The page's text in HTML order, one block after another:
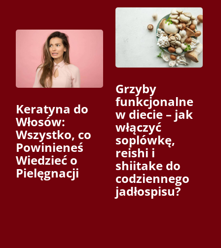
Keratyna do
Włosów:
Wszystko, co
Powinieneś
Wiedzieć o
Pielęgnacji
Grzyby
funkcjonalne
w diecie – jak
włączyć
soplówkę,
reishi i
shiitake do
codziennego
jadłospisu?